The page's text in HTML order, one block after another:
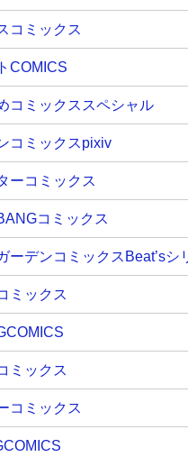
コミックス
COMICS
コミックススペシャル
コミックスpixiv
ーコミックス
コミックス
ーデンコミックスBeat’sシ
ミックス
ミックス
コミックス